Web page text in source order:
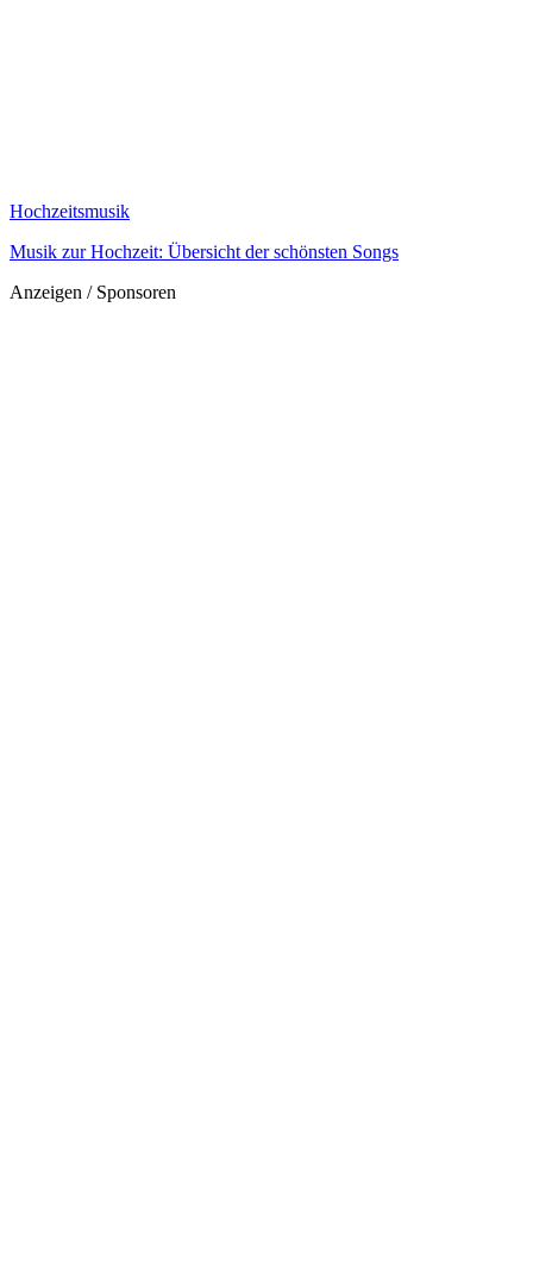
Hochzeitsmusik
Musik zur Hochzeit: Übersicht der schönsten Songs
Anzeigen / Sponsoren